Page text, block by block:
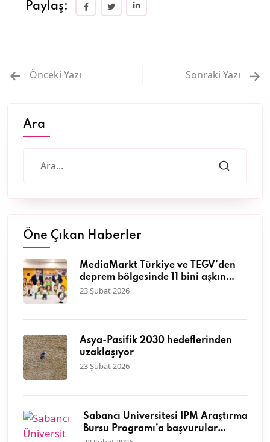
Paylaş:
Önceki Yazı Sonraki Yazı
Ara
Öne Çıkan Haberler
MediaMarkt Türkiye ve TEGV’den
deprem bölgesinde 11 bini aşkın
çocuğa nitelikli eğitim desteği
23 Şubat 2026
Asya-Pasifik 2030 hedeflerinden
uzaklaşıyor
23 Şubat 2026
Sabancı Üniversitesi İPM Araştırma
Bursu Programı’a başvurular